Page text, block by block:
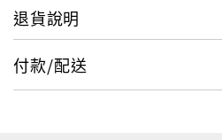
商品規格
名稱：和紙膠帶
尺寸：4.5 X 1500 X 0 cm
材質：和紙/丙烯酸黏合劑
退貨說明
付款/配送